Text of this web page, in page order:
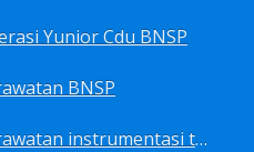
Yunior Cdu BNSP
BNSP
Sertifikasi Teknisi Perawatan instrumentasi tingkat I BNSP